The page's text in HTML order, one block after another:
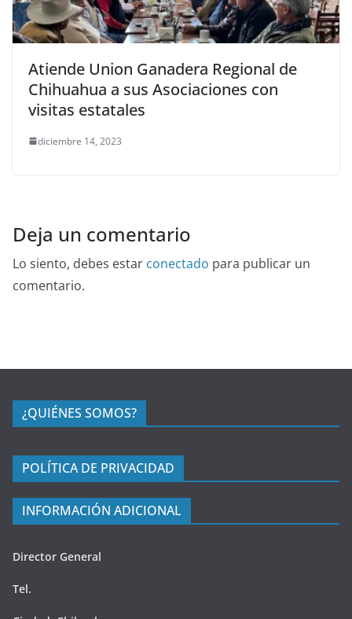
Atiende Union Ganadera Regional de
Chihuahua a sus Asociaciones con
visitas estatales
diciembre 14, 2023
Deja un comentario
Lo siento, debes estar conectado para publicar un
comentario.
¿QUIÉNES SOMOS?
POLÍTICA DE PRIVACIDAD
INFORMACIÓN ADICIONAL
Director General
Tel.